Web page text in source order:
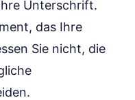
Unterschrift.
das Ihre
Sie nicht, die